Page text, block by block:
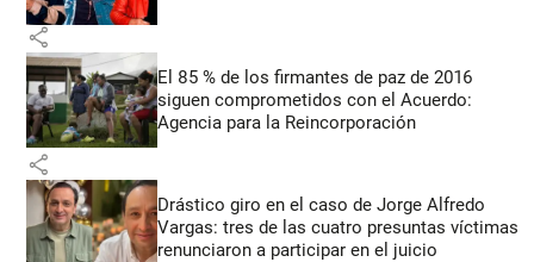
share
El 85 % de los firmantes de paz de 2016
siguen comprometidos con el Acuerdo:
Agencia para la Reincorporación
share
Drástico giro en el caso de Jorge Alfredo
Vargas: tres de las cuatro presuntas víctimas
renunciaron a participar en el juicio